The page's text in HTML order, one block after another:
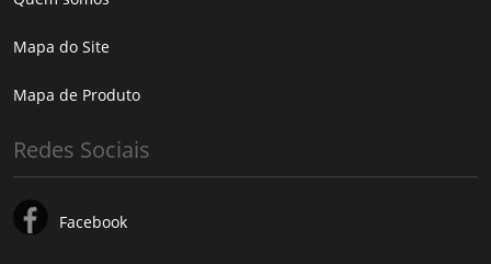
Mapa do Site
Mapa de Produto
Redes Sociais
Facebook